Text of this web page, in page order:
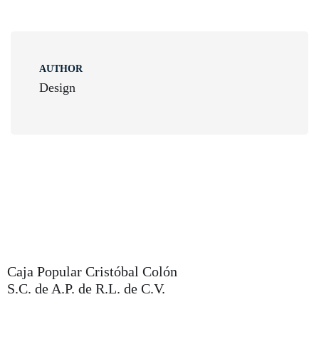
AUTHOR
Design
Caja Popular Cristóbal Colón
S.C. de A.P. de R.L. de C.V.